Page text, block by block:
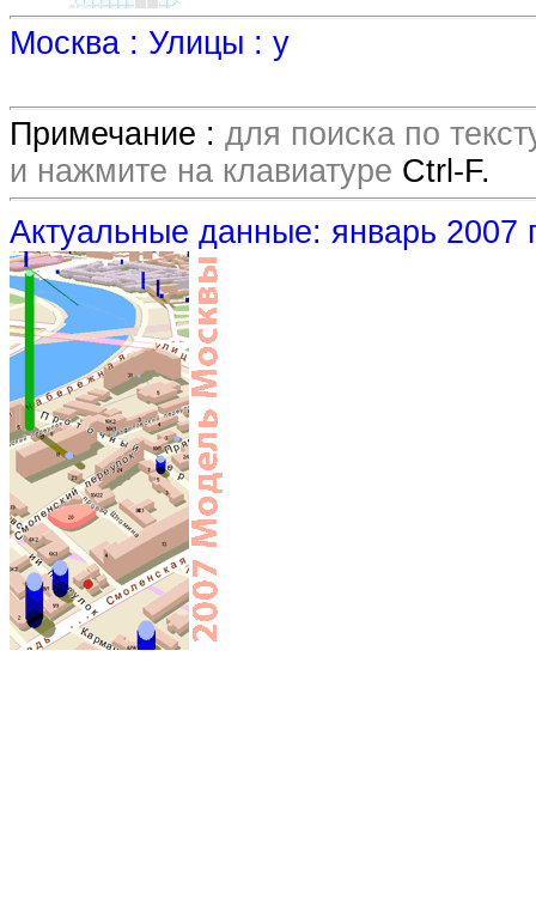
Москва : Улицы : у
Примечание : для поиска по
и нажмите на клавиатуре Ctrl-F.
Актуальные данные: январь 2007